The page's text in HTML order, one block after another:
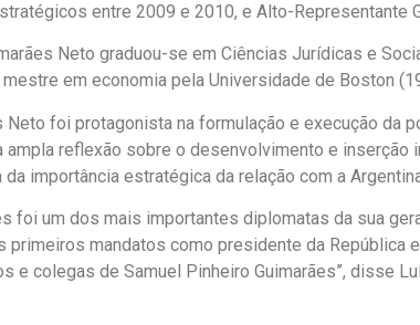
entre 2009 e 2010, e Alto-Representante
Neto graduou-se em Ciências Jurídicas e
em economia pela Universidade de Boston
foi protagonista na formulação e execução
ampla reflexão sobre o desenvolvimento e
importância estratégica da relação com a
foi um dos mais importantes diplomatas da sua
primeiros mandatos como presidente da
colegas de Samuel Pinheiro Guimarães”, disse